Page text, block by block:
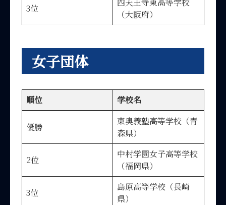
3位
（大阪府）
女子団体
順位 学校名
優勝
東奥義塾高等学校（青
森県）
2位
中村学園女子高等学校
（福岡県）
3位
島原高等学校（長崎
県）